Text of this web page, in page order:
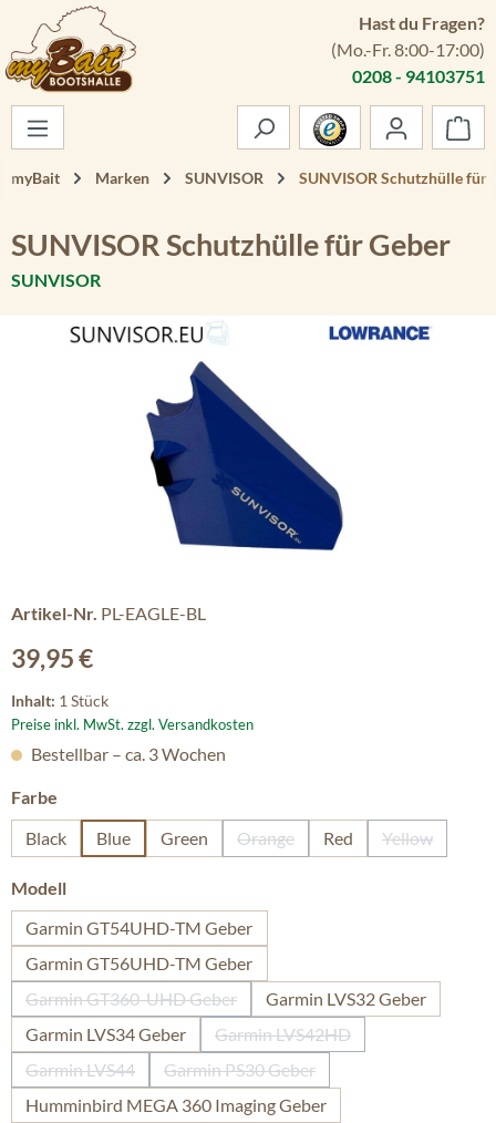
Zum Hauptinhalt springen
Hast du Fragen?
(Mo.-Fr. 8:00-17:00)
0208 - 94103751
myBait Marken SUNVISOR SUNVISOR Schutzhülle für
SUNVISOR Schutzhülle für Geber
SUNVISOR
Bildergalerie überspringen
Artikel-Nr. PL-EAGLE-BL
Regulärer Preis:
39,95 €
Inhalt: 1 Stück
Preise inkl. MwSt. zzgl. Versandkosten
Bestellbar – ca. 3 Wochen
Farbe
Black
Blue Green Orange
(Diese Option ist zurzeit nicht
Red Yellow
(Diese
Modellauswählen
Garmin GT54UHD-TM Geber
Garmin GT56UHD-TM Geber
Garmin GT360-UHD Geber
(Diese Option ist zurzeit nicht verfügbar.)
Garmin LVS32 Geber
Garmin LVS34 Geber
Garmin LVS42HD
(Diese Option ist zurzeit nicht
Garmin LVS44
(Diese Option ist zurzeit nicht verfügbar.)
Garmin PS30 Geber
(Diese Option ist zurzeit nicht
Humminbird MEGA 360 Imaging Geber